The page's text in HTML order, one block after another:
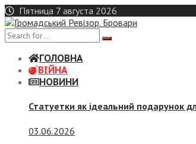
Skip
to
content
Пятница 7 августа 2026
ГОЛОВНА
ВІЙНА
НОВИНИ
Статуетки як ідеальний подарунок
03.06.2026